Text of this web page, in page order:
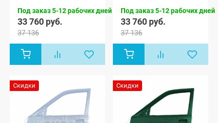
2170), Лада
универсал
хэтчбек (ВАЗ
2172), Лада
21704), Лада
Приора-2
хэтчбек (ВАЗ
Под заказ 5-12 рабочих дней
33 760 руб.
37 136
2170), Лада
универсал
хэтчбек (ВАЗ
2172), Лада
21704), Лада
Приора-2
хэтчбек (ВАЗ
Под заказ 5-12 рабочих дней
33 760 руб.
37 136
Скидки Скидки